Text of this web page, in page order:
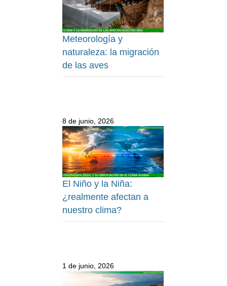
Meteorología y
naturaleza: la migración
de las aves
8 de junio, 2026
El Niño y la Niña:
¿realmente afectan a
nuestro clima?
1 de junio, 2026